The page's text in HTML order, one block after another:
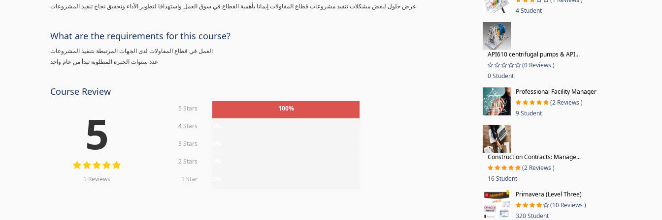
عرض حلول لبعض مشكلات تنفيذ مشروعات قطاع المقاولات إيمانا بأهمية القطاع في سوق العمل واستهدافا لتطوير الأداء وتحقيق نجاح تنفيذ المشروعات
What are the requirements for this course?
عدد سنوات الخبرة المطلوبة تبدأ من عام واحد
Course Review
5
1 Reviews
5 Stars 100%
4 Stars
3 Stars
2 Stars
1 Star
4 Student
API610 centrifugal pumps & API...
(0 Reviews )
0 Student
Professional Facility Manager
(2 Reviews )
9 Student
Construction Contracts: Manage...
(2 Reviews )
16 Student
Primavera (Level Three)
(10 Reviews )
320 Student